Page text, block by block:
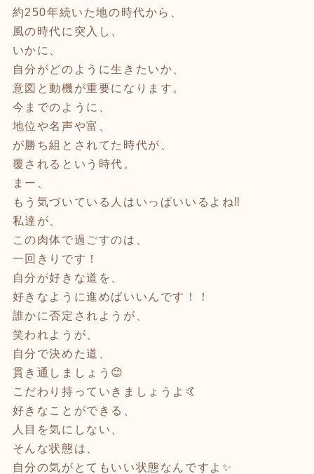
約250年続いた地の時代から、
風の時代に突入し、
いかに、
自分がどのように生きたいか、
意図と動機が重要になります。
今までのように、
地位や名声や富、
が勝ち組とされてた時代が、
覆されるという時代。
まー、
もう気づいている人はいっぱいいるよね‼️
私達が、
この肉体で過ごすのは、
一回きりです！
自分が好きな道を、
好きなように進めばいいんです！！
誰かに否定されようが、
笑われようが、
自分で決めた道、
貫き通しましょう😊
こだわり持っていきましょうよ🤙
好きなことができる、
人目を気にしない、
そんな状態は、
自分の気がとてもいい状態なんですよ✨